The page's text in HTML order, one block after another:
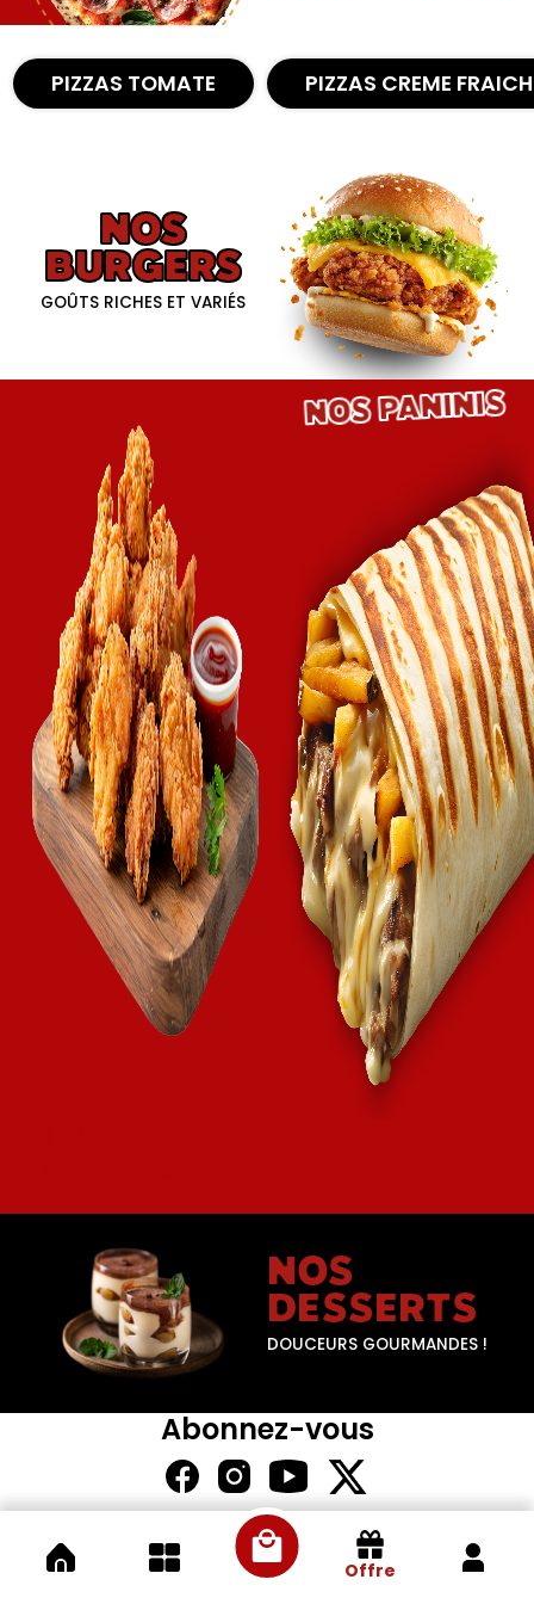
Nous Trouver
Zones de Livraison
PIZZAS TOMATE PIZZAS CREME
NOS
BURGERS
GOÛTS RICHES ET VARIÉS
NOS PANINIS
NOS
DESSERTS
DOUCEURS GOURMANDES !
Abonnez-vous
Offre